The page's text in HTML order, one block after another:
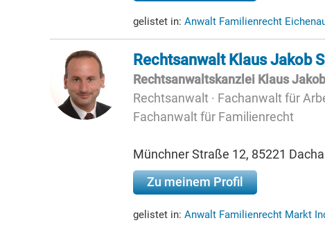
gelistet in: Anwalt Familienrecht
Rechtsanwalt Klaus Jakob
Rechtsanwaltskanzlei Klaus
Rechtsanwalt · Fachanwalt für
Fachanwalt für Familienrecht
Münchner Straße 12, 85221
Zu meinem Profil
gelistet in: Anwalt Familienrecht Markt